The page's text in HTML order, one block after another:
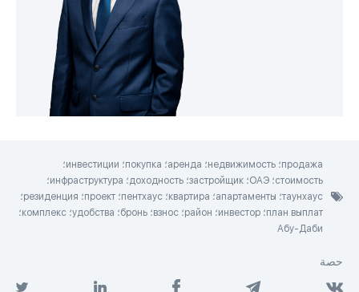
продажа؛ недвижимость؛ аренда؛ покупка؛ инвестиции؛
стоимость؛ ОАЭ؛ застройщик؛ доходность؛ инфраструктура؛
таунхаус؛ апартаменты؛ квартира؛ пентхаус؛ проект؛ резиденция؛
план выплат؛ инвестор؛ район؛ взнос؛ бронь؛ удобства؛ комплекс؛
Абу-Даби
حصة